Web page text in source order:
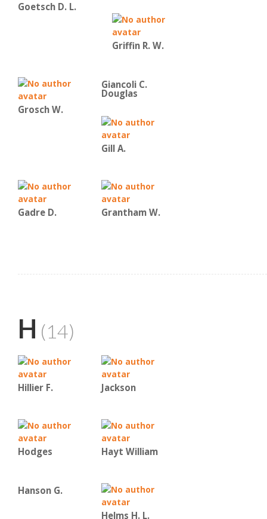
Goetsch D. L.
Griffin R. W.
Grosch W.
Giancoli C.
Douglas
Gill A.
Gadre D. Grantham W.
H (14)
Hillier F. Jackson
Hodges Hayt William
Hanson G.
Helms H. L.